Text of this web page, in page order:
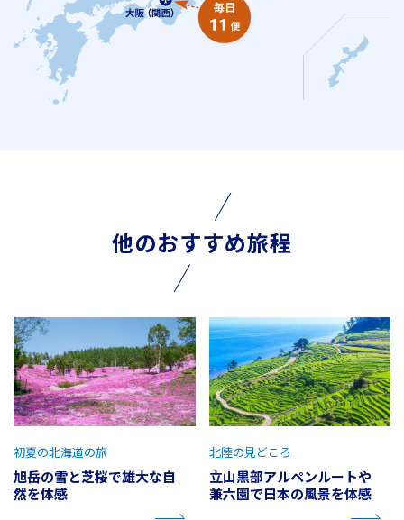
他のおすすめ旅程
旭岳の雪と芝桜で雄大な自
然を体感
初夏の北海道の旅
立山黒部アルペンルートや
兼六園で日本の風景を体感
北陸の見どころ